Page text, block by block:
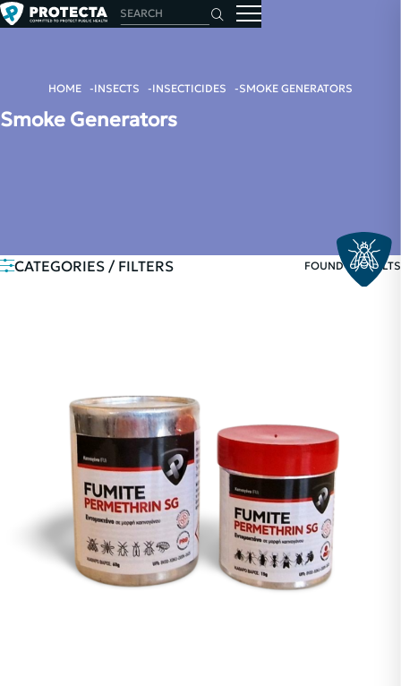
HOME INSECTS INSECTICIDES SMOKE GENERATORS
Smoke Generators
CATEGORIES / FILTERS FOUND 1 RESULTS